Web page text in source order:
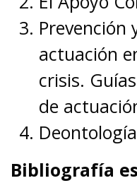
Prevención
actuación
crisis.
de
Bibliografía